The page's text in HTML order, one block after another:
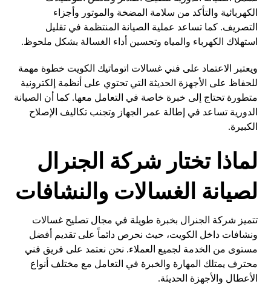
الكهربائية والتأكد من سلامة المضخة والموتور وأجزاء
التصريف. كما تساعد عملية الصيانة المنتظمة في تقليل
استهلاك الكهرباء والمياه وتحسين أداء الغسالة بشكل ملحوظ.
ويعتبر الاعتماد على فني غسالات اتوماتيك الكويت خطوة مهمة
للحفاظ على الأجهزة الحديثة التي تحتوي على أنظمة إلكترونية
متطورة تحتاج إلى خبرة خاصة في التعامل معها. كما أن الصيانة
الدورية تساعد في إطالة عمر الجهاز وتجنب تكاليف الإصلاح
الكبيرة.
لماذا تختار شركة الجنرال
لصيانة الغسالات والنشافات
تتميز شركة الجنرال بخبرة طويلة في مجال تصليح غسالات
ونشافات داخل الكويت، حيث نحرص دائماً على تقديم أفضل
مستوى من الخدمة لجميع العملاء. نحن نعتمد على فريق فني
محترف يمتلك المهارة والخبرة في التعامل مع مختلف أنواع
الأعطال والأجهزة الحديثة.